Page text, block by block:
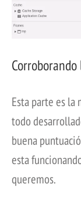
Esta parte es la
todo
buena
esta
queremos.